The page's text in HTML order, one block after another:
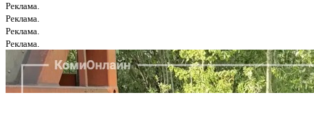
Реклама.
Реклама.
Реклама.
Реклама.